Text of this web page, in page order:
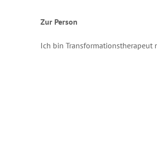
Zur Person
Ich bin Transformationstherapeut